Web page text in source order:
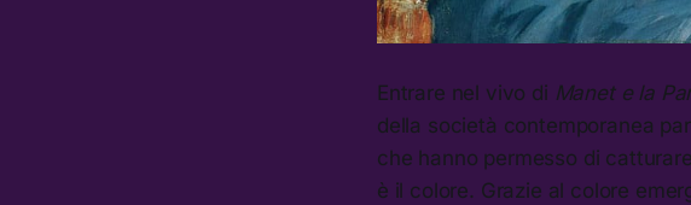
Entrare nel vivo di Manet e la
della società contemporanea
che hanno permesso di
è il colore. Grazie al colore